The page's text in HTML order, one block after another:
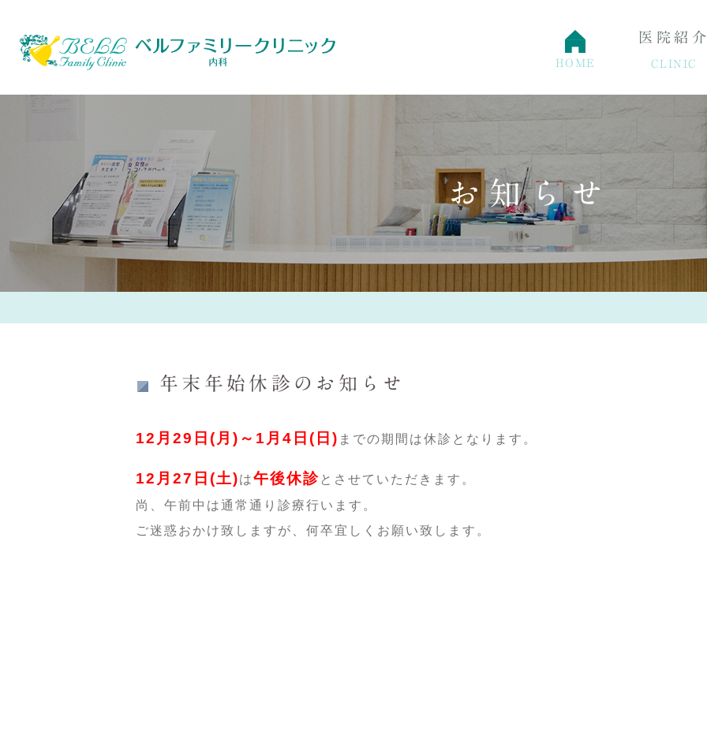
HOME
医院紹
CLINIC
総合診療について アクセス・診療時間
総合内科
生活習慣病外来 骨粗鬆症外来
お知らせ
年末年始休診のお知らせ
12月29日(月)～1月4日(日) までの期間は休診となります。
12月27日(土)は午後休診 とさせていただきます。
尚、午前中は通常通り診療行います。
ご迷惑おかけ致しますが、何卒宜しくお願い致します。